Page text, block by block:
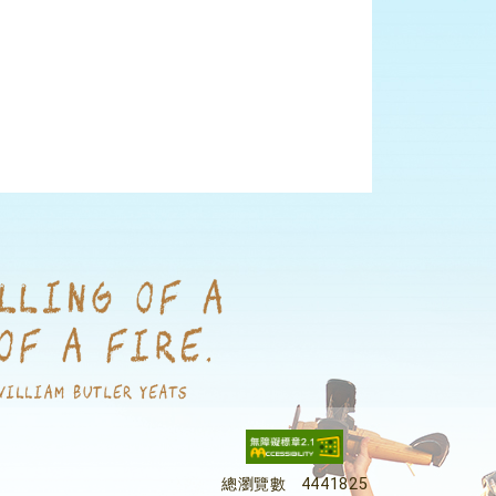
總瀏覽數 4441825